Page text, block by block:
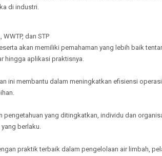
di industri.
dan STP
akan memiliki pemahaman yang lebih baik
hingga aplikasi praktisnya.
ini membantu dalam meningkatkan efisiensi
pengetahuan yang ditingkatkan, individu dan
berlaku.
praktik terbaik dalam pengelolaan air limbah,